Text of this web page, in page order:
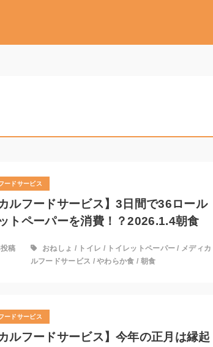
ードサービス
ルフードサービス】3日間で36ロール
トペーパーを消費！？2026.1.4朝食
稿 おねしょ / トイレ / トイレットペーパー / メディカ
ルフードサービス /やわらか食 / 朝食
ードサービス
ルフードサービス】今年の正月は縁起